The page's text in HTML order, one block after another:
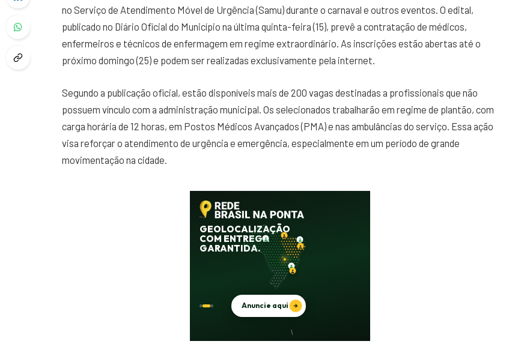
no Serviço de Atendimento Móvel de Urgência (Samu) durante o carnaval e outros eventos. O edital,
publicado no Diário Oficial do Município na última quinta-feira (15), prevê a contratação de médicos,
enfermeiros e técnicos de enfermagem em regime extraordinário. As inscrições estão abertas até o
próximo domingo (25) e podem ser realizadas exclusivamente pela internet.
Segundo a publicação oficial, estão disponíveis mais de 200 vagas destinadas a profissionais que não
possuem vínculo com a administração municipal. Os selecionados trabalharão em regime de plantão, com
carga horária de 12 horas, em Postos Médicos Avançados (PMA) e nas ambulâncias do serviço. Essa ação
visa reforçar o atendimento de urgência e emergência, especialmente em um período de grande
movimentação na cidade.